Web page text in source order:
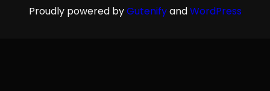
Proudly powered byGutenifyandWordPress